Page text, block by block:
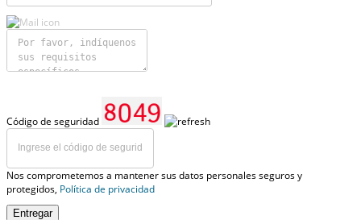
Código de seguridad
Nos comprometemos a mantener sus datos personales seguros y
protegidos, Política de privacidad
Entregar